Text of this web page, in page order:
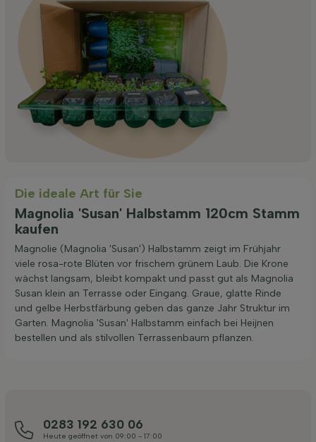
Die ideale Art für Sie
Magnolia 'Susan' Halbstamm 120cm Stamm
kaufen
Magnolie (Magnolia 'Susan') Halbstamm zeigt im Frühjahr
viele rosa-rote Blüten vor frischem grünem Laub. Die Krone
wächst langsam, bleibt kompakt und passt gut als Magnolia
Susan klein an Terrasse oder Eingang. Graue, glatte Rinde
und gelbe Herbstfärbung geben das ganze Jahr Struktur im
Garten. Magnolia 'Susan' Halbstamm einfach bei Heijnen
bestellen und als stilvollen Terrassenbaum pflanzen.
0283 192 630 06
Heute geöffnet von 09:00 - 17:00